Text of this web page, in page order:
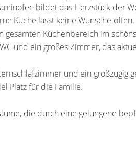
bildet das Herzstück der
Küche lässt keine Wünsche
gesamten Küchenbereich im
und ein großes Zimmer, das
und ein großzügig
Platz für die Familie.
die durch eine gelungene